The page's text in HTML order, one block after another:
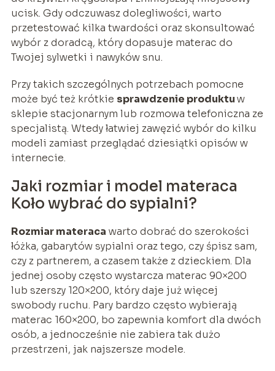
ucisk. Gdy odczuwasz dolegliwości, warto
przetestować kilka twardości oraz skonsultować
wybór z doradcą, który dopasuje materac do
Twojej sylwetki i nawyków snu.
Przy takich szczególnych potrzebach pomocne
może być też krótkie sprawdzenie produktuw
sklepie stacjonarnym lub rozmowa telefoniczna ze
specjalistą. Wtedy łatwiej zawęzić wybór do kilku
modeli zamiast przeglądać dziesiątki opisów w
internecie.
Jaki rozmiar i model materaca
Koło wybrać do sypialni?
Rozmiar materaca warto dobrać do szerokości
łóżka, gabarytów sypialni oraz tego, czy śpisz sam,
czy z partnerem, a czasem także z dzieckiem. Dla
jednej osoby często wystarcza materac 90×200
lub szerszy 120×200, który daje już więcej
swobody ruchu. Pary bardzo często wybierają
materac 160×200, bo zapewnia komfort dla dwóch
osób, a jednocześnie nie zabiera tak dużo
przestrzeni, jak najszersze modele.